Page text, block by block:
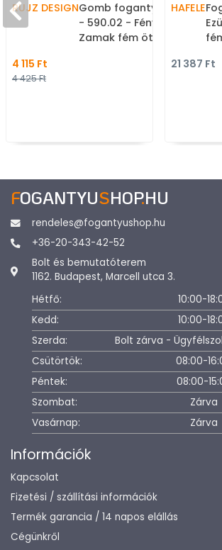
RUJZ DESIGNGomb fogantyú - 16 mm
- 590.02 - Fényes króm -
Zamak fém ötvözet -
bútorgomb (szögletes,
4 115 Ft
4 425 Ft
HAFELE
21 387 Ft
FOGANTYUSHOP.HU
rendeles@fogantyushop.hu
+36-20-343-42-52
Bolt és bemutatóterem
1162. Budapest, Marcell utca 3.
Hétfő:
10:00-
Kedd:
10:00-
Szerda:
Bolt zárva -
Csütörtök:
08:00-
Péntek:
08:00-
Szombat:
Zárva
Vasárnap:
Zárva
Információk
Kapcsolat
Fizetési / szállítási információk
Termék garancia / 14 napos elállás
Cégünkről